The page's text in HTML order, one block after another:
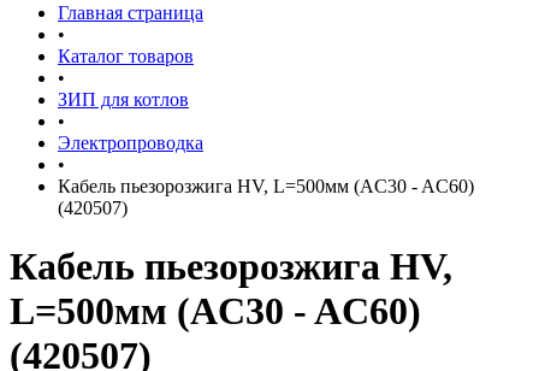
Главная страница
•
Каталог товаров
•
ЗИП для котлов
•
Электропроводка
•
Кабель пьезорозжига HV, L=500мм (AC30 - AC60)
(420507)
Кабель пьезорозжига HV,
L=500мм (AC30 - AC60)
(420507)